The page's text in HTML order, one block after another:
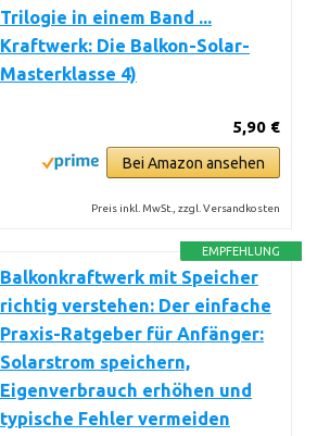
Trilogie in einem Band ...
Kraftwerk: Die Balkon-Solar-
Masterklasse 4)
5,90 €
Bei Amazon ansehen
Preis inkl. MwSt., zzgl. Versandkosten
EMPFEHLUNG
Balkonkraftwerk mit Speicher
richtig verstehen: Der einfache
Praxis-Ratgeber für Anfänger:
Solarstrom speichern,
Eigenverbrauch erhöhen und
typische Fehler vermeiden